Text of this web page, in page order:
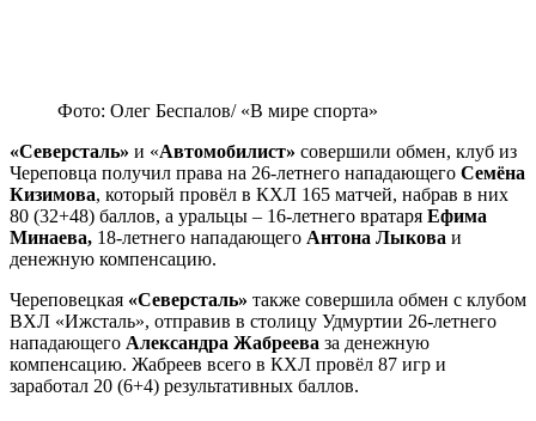
Фото: Олег Беспалов/ «В мире спорта»
«Северсталь» и «Автомобилист» совершили обмен, клуб из
Череповца получил права на 26-летнего нападающего Семёна
Кизимова, который провёл в КХЛ 165 матчей, набрав в них
80 (32+48) баллов, а уральцы – 16-летнего вратаря Ефима
Минаева, 18-летнего нападающего Антона Лыкова и
денежную компенсацию.
Череповецкая «Северсталь» также совершила обмен с клубом
ВХЛ «Ижсталь», отправив в столицу Удмуртии 26-летнего
нападающего Александра Жабреева за денежную
компенсацию. Жабреев всего в КХЛ провёл 87 игр и
заработал 20 (6+4) результативных баллов.